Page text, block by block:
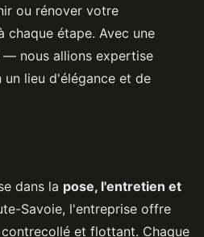
ou rénover votre
chaque étape. Avec une
nous allions expertise
lieu d'élégance et de
dans la pose, l'entretien et
Savoie, l'entreprise offre
et flottant. Chaque